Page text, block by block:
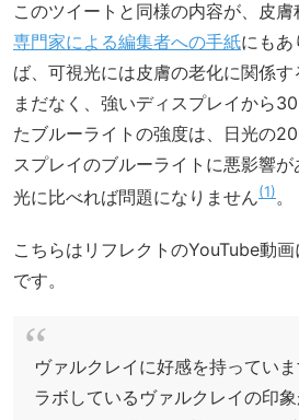
このツイートと同様の内容が、皮
専門家による編集者への手紙にもあ
ば、可視光には皮膚の老化に関係
まだなく、強いディスプレイから
たブルーライトの強度は、日光の
スプレイのブルーライトに悪影響
光に比べれば問題になりません 1 。
こちらはリフレクトのYouTube動
です。
ヴァルクレイに好感を持っていま
ラボしているヴァルクレイの印